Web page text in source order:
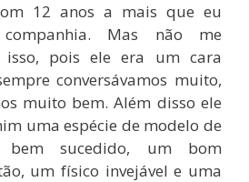
12 anos a mais que eu
Mas não me
isso, pois ele era um cara
conversávamos muito,
muito bem. Além disso ele
uma espécie de modelo de
sucedido, um bom
um físico invejável e uma